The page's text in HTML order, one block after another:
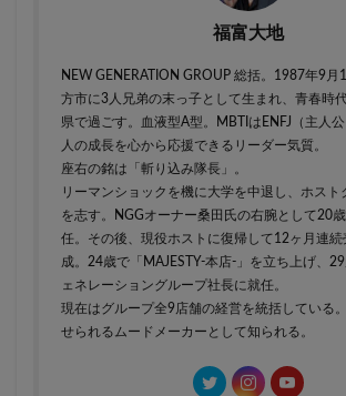
福富大地
NEW GENERATION GROUP 総括。1987年9月
方市に3人兄弟の末っ子として生まれ、青春時
県で過ごす。血液型A型。MBTIはENFJ（主人公
人の成長を心から応援できるリーダー気質。
座右の銘は「斬り込み隊長」。
リーマンショックを機に大学を中退し、ホスト
を志す。NGGオーナー桑田氏の右腕として20
任。その後、現役ホストに復帰して12ヶ月連続
成。24歳で「MAJESTY-本店-」を立ち上げ、
ェネレーショングループ社長に就任。
現在はグループ全9店舗の経営を統括している
せられるムードメーカーとして知られる。